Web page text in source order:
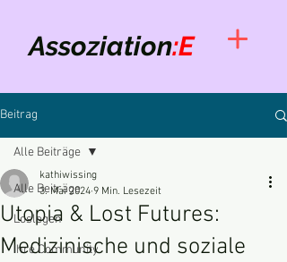
Assoziation:E
Beitrag
Alle Beiträge
Loslegen
Ihre Community
Alle Beiträge
Utopia & Lost Futures:
Medizinische und soziale
kathiwissing
3. Mai 2024 9 Min. Lesezeit